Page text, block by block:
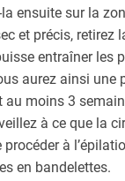
ensuite sur la
et précis, retirez
entraîner les
aurez ainsi une
au moins 3
à ce que la
à
en bandelettes.